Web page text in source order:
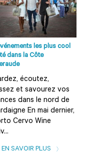
les plus cool
dans la Côte
écoutez,
et savourez vos
dans le nord de
En mai dernier,
Cervo Wine
EN SAVOIR PLUS